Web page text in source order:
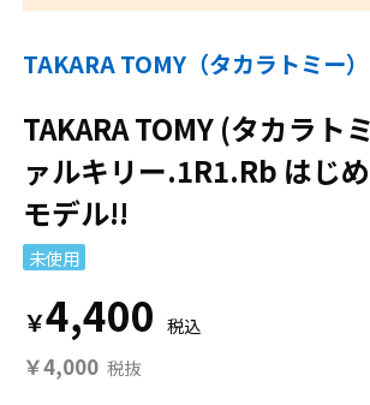
TAKARA TOMY（タカラトミー）
TAKARA TOMY (タカラト
ァルキリー.1R1.Rb はじ
モデル!!
未使用
￥4,400
￥4,000